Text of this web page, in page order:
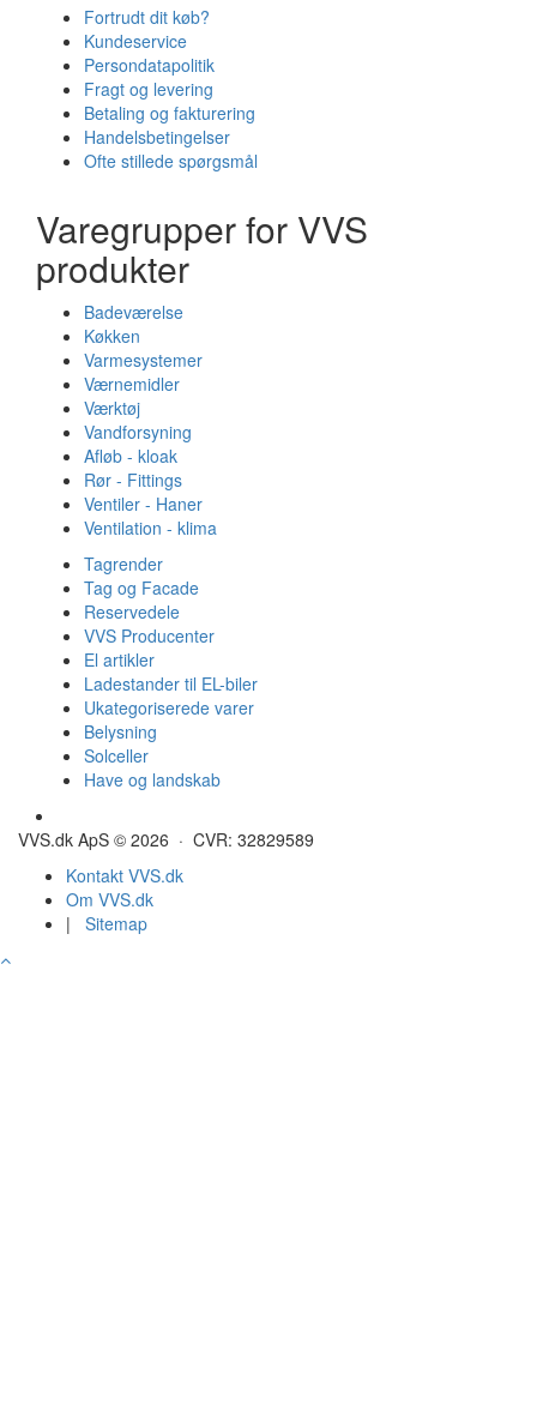
Fortrudt dit køb?
Kundeservice
Persondatapolitik
Fragt og levering
Betaling og fakturering
Handelsbetingelser
Ofte stillede spørgsmål
Varegrupper for VVS
produkter
Badeværelse
Køkken
Varmesystemer
Værnemidler
Værktøj
Vandforsyning
Afløb - kloak
Rør - Fittings
Ventiler - Haner
Ventilation - klima
Tagrender
Tag og Facade
Reservedele
VVS Producenter
El artikler
Ladestander til EL-biler
Ukategoriserede varer
Belysning
Solceller
Have og landskab
VVS.dk ApS © 2026 · CVR: 32829589
Kontakt VVS.dk
Om VVS.dk
| Sitemap